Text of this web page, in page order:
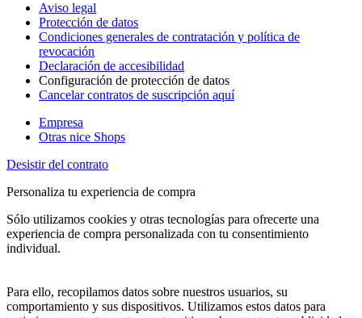
Aviso legal
Protección de datos
Condiciones generales de contratación y política de
revocación
Declaración de accesibilidad
Configuración de protección de datos
Cancelar contratos de suscripción aquí
Empresa
Otras nice Shops
Desistir del contrato
Personaliza tu experiencia de compra
Sólo utilizamos cookies y otras tecnologías para ofrecerte una
experiencia de compra personalizada con tu consentimiento
individual.
Para ello, recopilamos datos sobre nuestros usuarios, su
comportamiento y sus dispositivos. Utilizamos estos datos para